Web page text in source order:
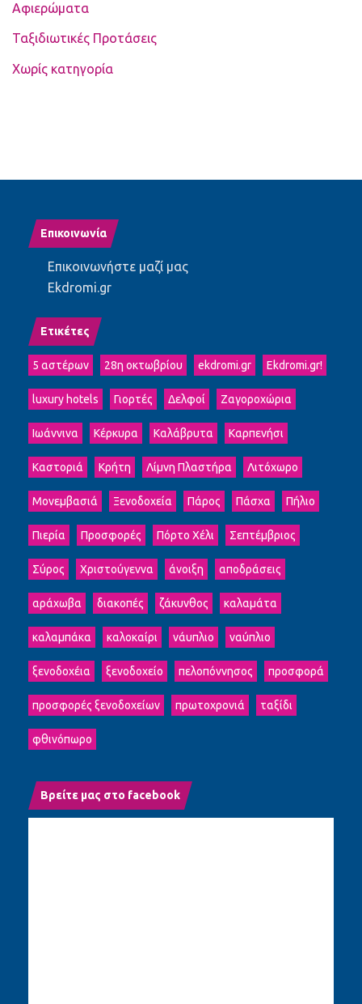
Αφιερώματα
Ταξιδιωτικές Προτάσεις
Χωρίς κατηγορία
Επικοινωνία
Επικοινωνήστε μαζί μας
Ekdromi.gr
Ετικέτες
5 αστέρων 28η οκτωβρίου ekdromi.gr Ekdromi.gr!
luxury hotels Γιορτές Δελφοί Ζαγοροχώρια
Ιωάννινα Κέρκυρα Καλάβρυτα Καρπενήσι
Καστοριά Κρήτη Λίμνη Πλαστήρα Λιτόχωρο
Μονεμβασιά Ξενοδοχεία Πάρος Πάσχα Πήλιο
Πιερία Προσφορές Πόρτο Χέλι Σεπτέμβριος
Σύρος Χριστούγεννα άνοιξη αποδράσεις
αράχωβα διακοπές ζάκυνθος καλαμάτα
καλαμπάκα καλοκαίρι νάυπλιο ναύπλιο
ξενοδοχέια ξενοδοχείο πελοπόννησος προσφορά
προσφορές ξενοδοχείων πρωτοχρονιά ταξίδι
φθινόπωρο
Βρείτε μας στο facebook